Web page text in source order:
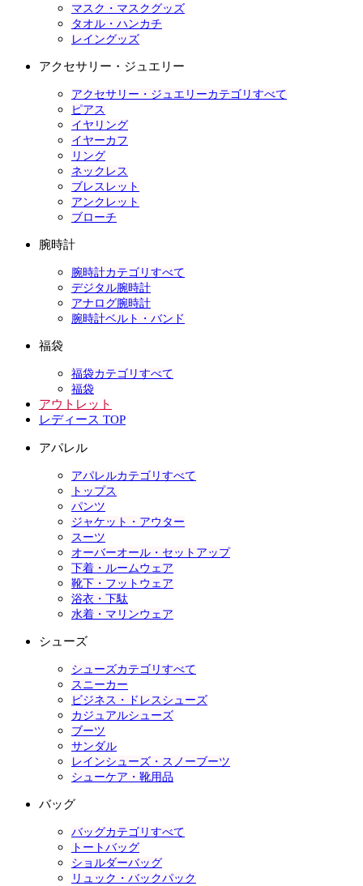
マスク・マスクグッズ
タオル・ハンカチ
レイングッズ
アクセサリー・ジュエリー
アクセサリー・ジュエリーカテゴリすべて
ピアス
イヤリング
イヤーカフ
リング
ネックレス
ブレスレット
アンクレット
ブローチ
腕時計
腕時計カテゴリすべて
デジタル腕時計
アナログ腕時計
腕時計ベルト・バンド
福袋
福袋カテゴリすべて
福袋
アウトレット
レディース TOP
アパレル
アパレルカテゴリすべて
トップス
パンツ
ジャケット・アウター
スーツ
オーバーオール・セットアップ
下着・ルームウェア
靴下・フットウェア
浴衣・下駄
水着・マリンウェア
シューズ
シューズカテゴリすべて
スニーカー
ビジネス・ドレスシューズ
カジュアルシューズ
ブーツ
サンダル
レインシューズ・スノーブーツ
シューケア・靴用品
バッグ
バッグカテゴリすべて
トートバッグ
ショルダーバッグ
リュック・バックパック